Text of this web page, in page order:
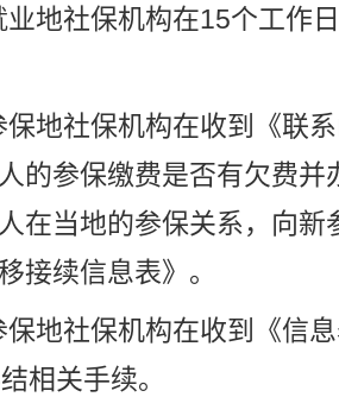
业地社保机构在15个工作
保地社保机构在收到《联
的参保缴费是否有欠费并
在当地的参保关系，向新
接续信息表》。
保地社保机构在收到《信
相关手续。